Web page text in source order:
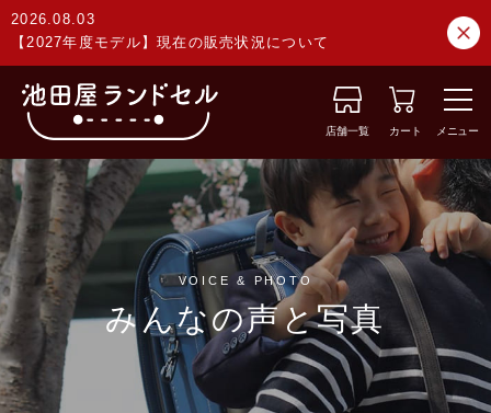
2026.08.03
【2027年度モデル】現在の販売状況について
店舗一覧 カート メニュー
VOICE & PHOTO
みんなの声と写真